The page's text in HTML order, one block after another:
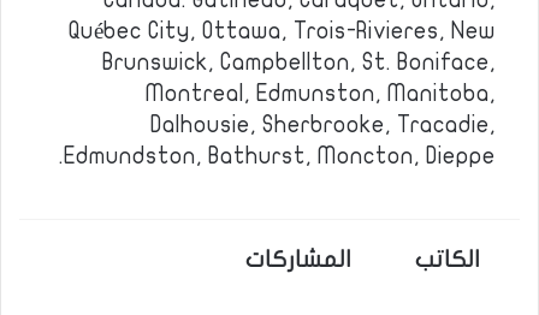
Québec City, Ottawa, Trois-Rivieres, New
Brunswick, Campbellton, St. Boniface,
Montreal, Edmunston, Manitoba,
Dalhousie, Sherbrooke, Tracadie,
Edmundston, Bathurst, Moncton, Dieppe.
الكاتب المشاركات